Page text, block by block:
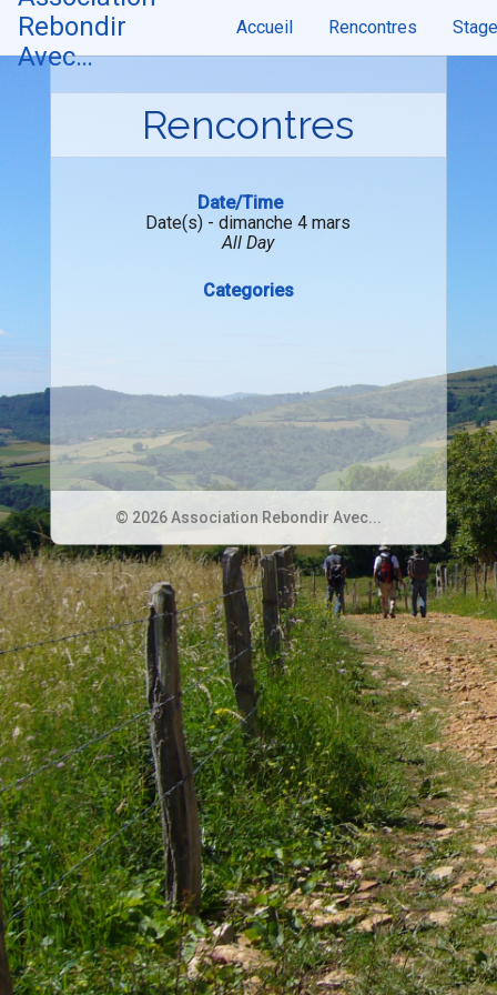
Skip
content
Rebondir
Avec…
Accueil Rencontres
Rencontres
Date/Time
Date(s) - dimanche 4 mars
All Day
Categories
© 2026 Association Rebondir Avec...